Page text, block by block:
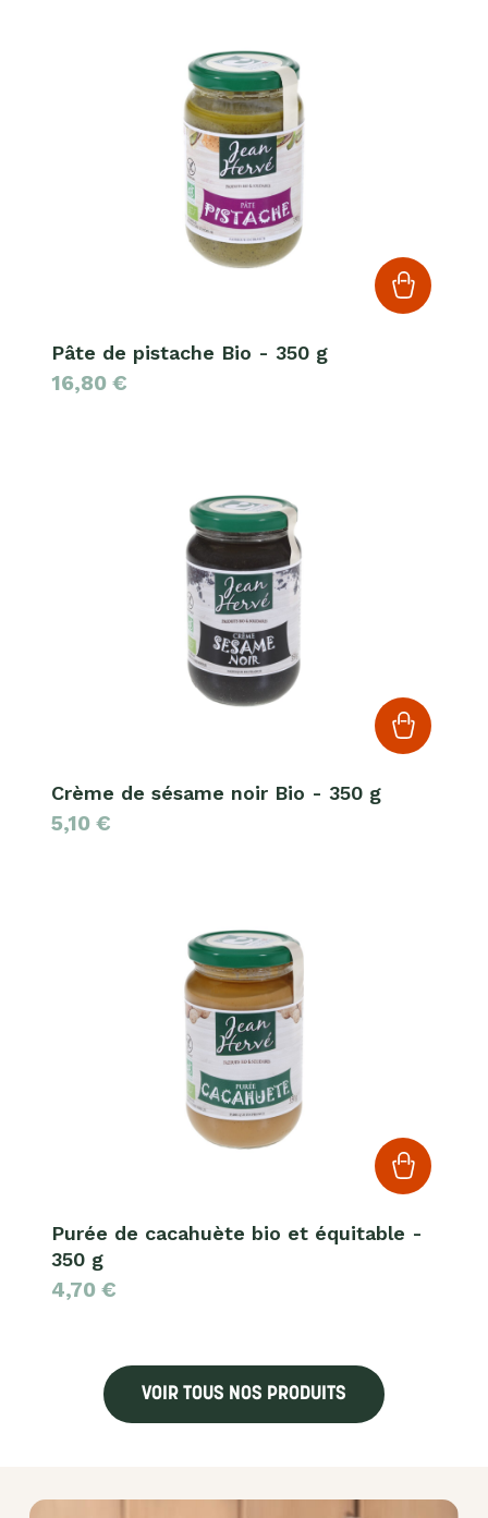
Pâte de pistache Bio - 350 g
16,80 €
Crème de sésame noir Bio - 350 g
5,10 €
Purée de cacahuète bio et équitable -
350 g
4,70 €
VOIR TOUS NOS PRODUITS